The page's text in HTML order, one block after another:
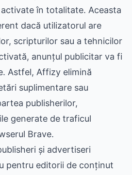
activate în totalitate. Aceasta
dacă utilizatorul are
scripturilor sau a tehnicilor
anunțul publicitar va fi
Astfel, Affizy elimină
suplimentare sau
publisherilor,
generate de traficul
Brave.
și advertiseri
pentru editorii de conținut